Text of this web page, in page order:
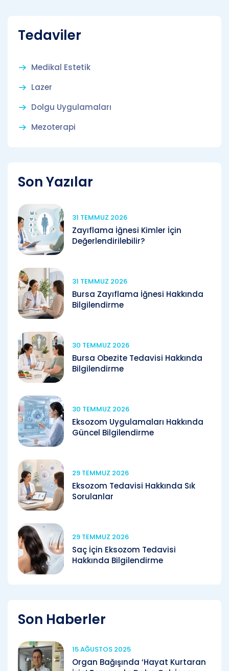
Tedaviler
Medikal Estetik
Lazer
Dolgu Uygulamaları
Mezoterapi
Son Yazılar
31 TEMMUZ 2026
Zayıflama İğnesi Kimler İçin
Değerlendirilebilir?
31 TEMMUZ 2026
Bursa Zayıflama İğnesi Hakkında
Bilgilendirme
30 TEMMUZ 2026
Bursa Obezite Tedavisi Hakkında
Bilgilendirme
30 TEMMUZ 2026
Eksozom Uygulamaları Hakkında
Güncel Bilgilendirme
29 TEMMUZ 2026
Eksozom Tedavisi Hakkında Sık
Sorulanlar
29 TEMMUZ 2026
Saç İçin Eksozom Tedavisi
Hakkında Bilgilendirme
Son Haberler
15 AĞUSTOS 2025
Organ Bağışında ‘Hayat Kurtaran